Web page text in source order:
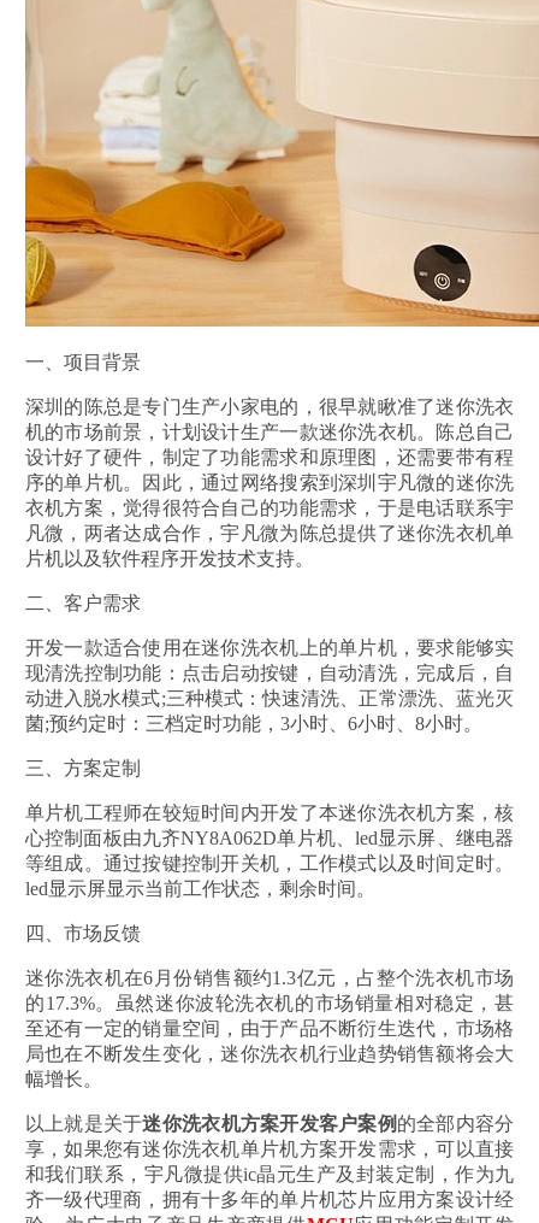
一、项目背景
深圳的陈总是专门生产小家电的，很早就瞅准了迷你洗衣
机的市场前景，计划设计生产一款迷你洗衣机。陈总自己
设计好了硬件，制定了功能需求和原理图，还需要带有程
序的单片机。因此，通过网络搜索到深圳宇凡微的迷你洗
衣机方案，觉得很符合自己的功能需求，于是电话联系宇
凡微，两者达成合作，宇凡微为陈总提供了迷你洗衣机单
片机以及软件程序开发技术支持。
二、客户需求
开发一款适合使用在迷你洗衣机上的单片机，要求能够实
现清洗控制功能：点击启动按键，自动清洗，完成后，自
动进入脱水模式;三种模式：快速清洗、正常漂洗、蓝光灭
菌;预约定时：三档定时功能，3小时、6小时、8小时。
三、方案定制
单片机工程师在较短时间内开发了本迷你洗衣机方案，核
心控制面板由九齐NY8A062D单片机、led显示屏、继电器
等组成。通过按键控制开关机，工作模式以及时间定时。
led显示屏显示当前工作状态，剩余时间。
四、市场反馈
迷你洗衣机在6月份销售额约1.3亿元，占整个洗衣机市场
的17.3%。虽然迷你波轮洗衣机的市场销量相对稳定，甚
至还有一定的销量空间，由于产品不断衍生迭代，市场格
局也在不断发生变化，迷你洗衣机行业趋势销售额将会大
幅增长。
以上就是关于迷你洗衣机方案开发客户案例 的全部内容分
享，如果您有迷你洗衣机单片机方案开发需求，可以直接
和我们联系，宇凡微提供ic晶元生产及封装定制，作为九
齐一级代理商，拥有十多年的单片机芯片应用方案设计经